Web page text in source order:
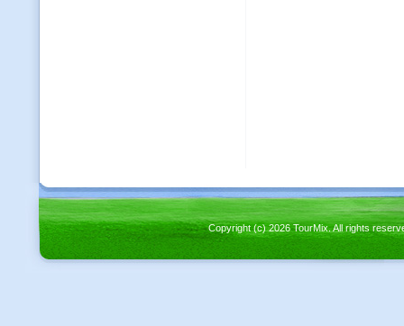
Copyright (c) 2026 TourMix. All rights